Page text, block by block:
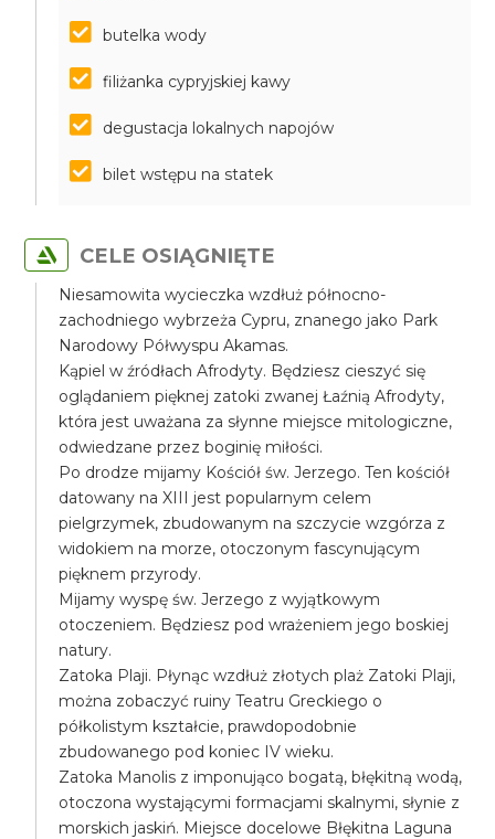
butelka wody
filiżanka cypryjskiej kawy
degustacja lokalnych napojów
bilet wstępu na statek
CELE OSIĄGNIĘTE
Niesamowita wycieczka wzdłuż północno-
zachodniego wybrzeża Cypru, znanego jako Park
Narodowy Półwyspu Akamas.
Kąpiel w źródłach Afrodyty. Będziesz cieszyć się
oglądaniem pięknej zatoki zwanej Łaźnią Afrodyty,
która jest uważana za słynne miejsce mitologiczne,
odwiedzane przez boginię miłości.
Po drodze mijamy Kościół św. Jerzego. Ten kościół
datowany na XIII jest popularnym celem
pielgrzymek, zbudowanym na szczycie wzgórza z
widokiem na morze, otoczonym fascynującym
pięknem przyrody.
Mijamy wyspę św. Jerzego z wyjątkowym
otoczeniem. Będziesz pod wrażeniem jego boskiej
natury.
Zatoka Plaji. Płynąc wzdłuż złotych plaż Zatoki Plaji,
można zobaczyć ruiny Teatru Greckiego o
półkolistym kształcie, prawdopodobnie
zbudowanego pod koniec IV wieku.
Zatoka Manolis z imponująco bogatą, błękitną wodą,
otoczona wystającymi formacjami skalnymi, słynie z
morskich jaskiń. Miejsce docelowe Błękitna Laguna